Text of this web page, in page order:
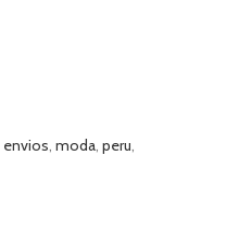
envios, moda, peru,